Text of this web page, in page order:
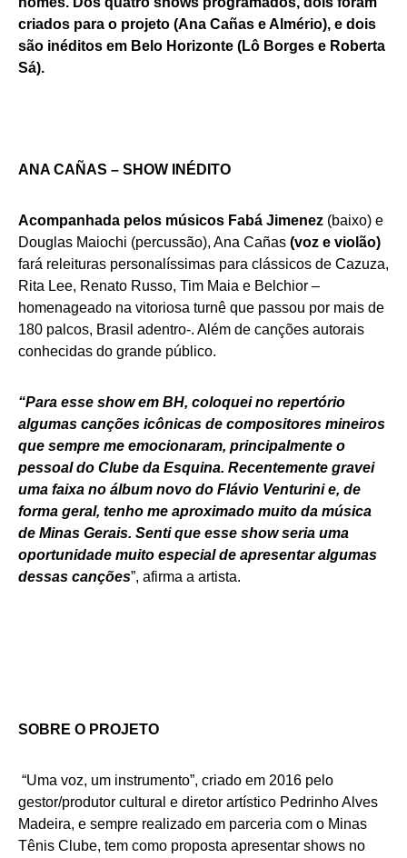
criados para o projeto (Ana Cañas e Almério), e dois
são inéditos em Belo Horizonte (Lô Borges e Roberta
Sá).
ANA CAÑAS – SHOW INÉDITO
Acompanhada pelos músicos Fabá Jimenez (baixo) e
Douglas Maiochi (percussão), Ana Cañas (voz e violão)
fará releituras personalíssimas para clássicos de Cazuza,
Rita Lee, Renato Russo, Tim Maia e Belchior –
homenageado na vitoriosa turnê que passou por mais de
180 palcos, Brasil adentro-. Além de canções autorais
conhecidas do grande público.
“Para esse show em BH, coloquei no repertório
algumas canções icônicas de compositores mineiros
que sempre me emocionaram, principalmente o
pessoal do Clube da Esquina. Recentemente gravei
uma faixa no álbum novo do Flávio Venturini e, de
forma geral, tenho me aproximado muito da música
de Minas Gerais. Senti que esse show seria uma
oportunidade muito especial de apresentar algumas
dessas canções”, afirma a artista.
SOBRE O PROJETO
“Uma voz, um instrumento”, criado em 2016 pelo
gestor/produtor cultural e diretor artístico Pedrinho Alves
Madeira, e sempre realizado em parceria com o Minas
Tênis Clube, tem como proposta apresentar shows no